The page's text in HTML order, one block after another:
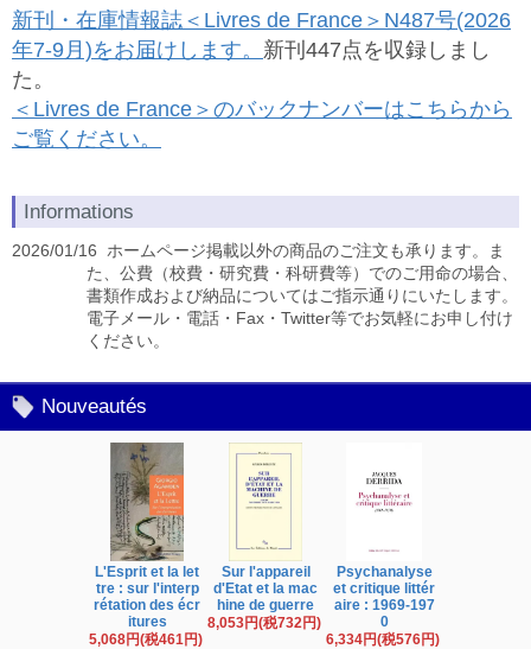
新刊・在庫情報誌＜Livres de France＞N487号(2026
年7-9月)をお届けします。 新刊447点を収録しまし
た。
＜Livres de France＞のバックナンバーはこちらから
ご覧ください。
Informations
2026/01/16 ホームページ掲載以外の商品のご注文も承ります。ま
た、公費（校費・研究費・科研費等）でのご用命の場合、
書類作成および納品についてはご指示通りにいたします。
電子メール・電話・Fax・Twitter等でお気軽にお申し付け
ください。
Nouveautés
L'Esprit et la let
tre : sur l'interp
rétation des écr
itures
5,068円(税461円)
Sur l'appareil
d'Etat et la mac
hine de guerre
8,053円(税732円)
Psychanalyse
et critique littér
aire : 1969-197
0
6,334円(税576円)